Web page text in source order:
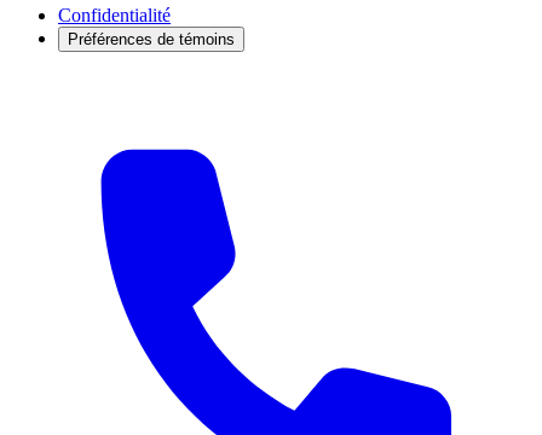
Confidentialité
Préférences de témoins